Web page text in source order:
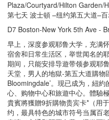
Plaza/Courtyard/Hilton Garden/
第七天 波士頓 –纽约第五大道–
D7 Boston-New York 5th Ave -
早上，深度参观耶鲁大学，充满
宿舍和日常生活区，举世闻名的
期间，只能安排导遊带领参观耶
天堂，男人的地獄-第五大道購
Bloomingdale’。现已成为，紐
心、购物中心和旅遊中心。體驗
貴賓將獲贈9折購物贵宾卡*（用
约，最具特色的城市符号当属百